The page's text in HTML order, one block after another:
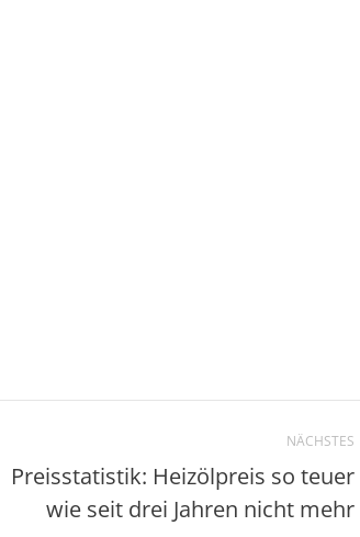
NÄCHSTES
Nächster
Preisstatistik: Heizölpreis so teuer
wie seit drei Jahren nicht mehr